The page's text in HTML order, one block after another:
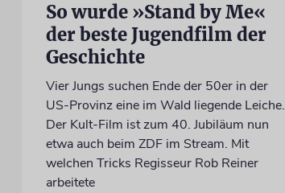
So wurde »Stand by Me«
der beste Jugendfilm der
Geschichte
Vier Jungs suchen Ende der 50er in der
US-Provinz eine im Wald liegende Leiche.
Der Kult-Film ist zum 40. Jubiläum nun
etwa auch beim ZDF im Stream. Mit
welchen Tricks Regisseur Rob Reiner
arbeitete